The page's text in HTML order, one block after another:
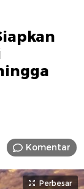
Komentar
Perbesar